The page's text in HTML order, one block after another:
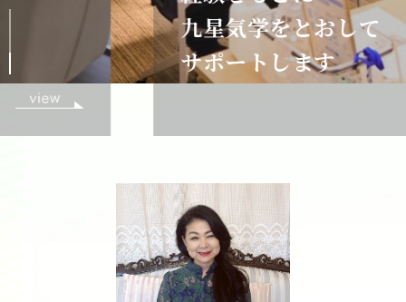
九星気学をとおして
サポートします